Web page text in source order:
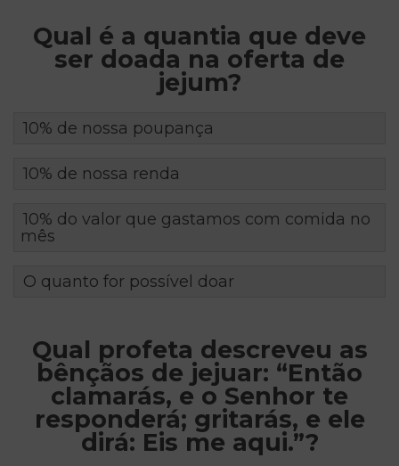
Qual é a quantia que deve
ser doada na oferta de
jejum?
10% de nossa poupança
10% de nossa renda
10% do valor que gastamos com comida no
mês
O quanto for possível doar
Qual profeta descreveu as
bênçãos de jejuar: “Então
clamarás, e o Senhor te
responderá; gritarás, e ele
dirá: Eis me aqui.”?